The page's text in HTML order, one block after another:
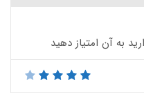
به آن امتیاز دهید